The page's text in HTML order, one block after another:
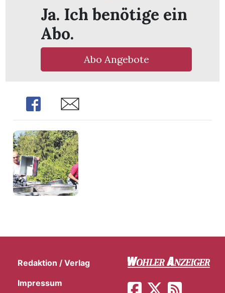
Ja. Ich benötige ein
Abo.
Abo Angebote
Share Share
Redaktion / Verlag
Impressum